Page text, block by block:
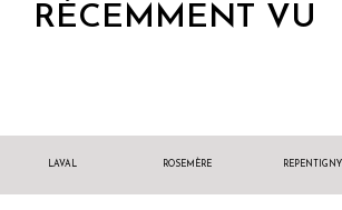
RÉCEMMENT VU
LAVAL ROSEMÈRE REPENTIGNY